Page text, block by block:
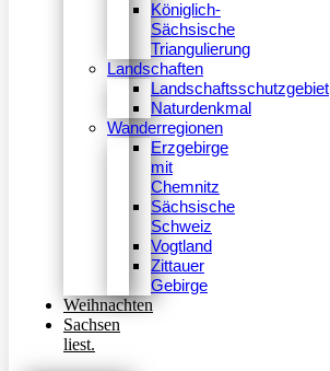
Königlich-
Sächsische
Triangulierung
Landschaften
Landschaftsschutzgebiet
Naturdenkmal
Wanderregionen
Erzgebirge
mit
Chemnitz
Sächsische
Schweiz
Vogtland
Zittauer
Gebirge
Weihnachten
Sachsen
liest.